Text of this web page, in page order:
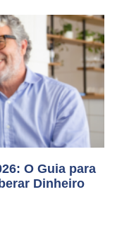
O Guia para
Dinheiro